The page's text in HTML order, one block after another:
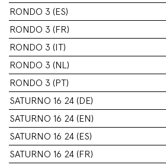
RONDO 3 (ES)
RONDO 3 (FR)
RONDO 3 (IT)
RONDO 3 (NL)
RONDO 3 (PT)
SATURNO 16 24 (DE)
SATURNO 16 24 (EN)
SATURNO 16 24 (ES)
SATURNO 16 24 (FR)